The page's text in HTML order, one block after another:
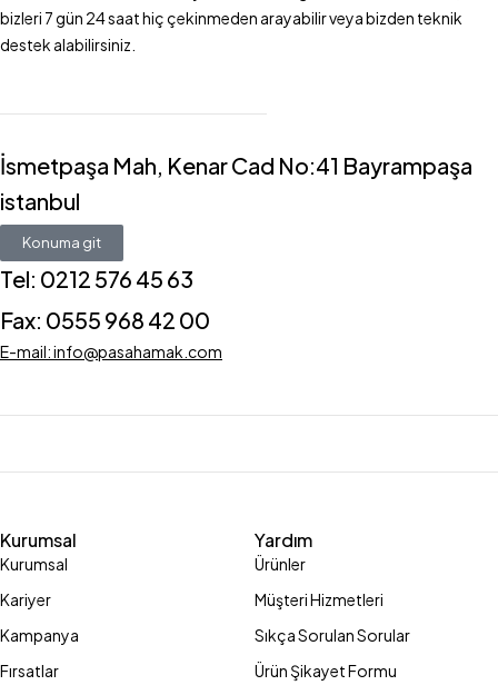
bizleri 7 gün 24 saat hiç çekinmeden arayabilir veya bizden teknik
destek alabilirsiniz.
İsmetpaşa Mah, Kenar Cad No:41 Bayrampaşa
istanbul
Konuma git
Tel: 0212 576 45 63
Fax: 0555 968 42 00
E-mail: info@pasahamak.com
Kurumsal
Kurumsal
Kariyer
Kampanya
Fırsatlar
Yardım
Ürünler
Müşteri Hizmetleri
Sıkça Sorulan Sorular
Ürün Şikayet Formu